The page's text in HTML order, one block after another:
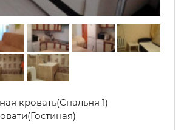
кровать(Спальня 1)
(Гостиная)